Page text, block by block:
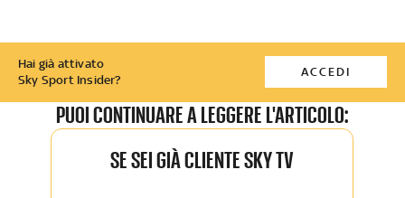
Hai già attivato
Sky Sport Insider?
ACCEDI
PUOI CONTINUARE A LEGGERE L'ARTICOLO:
SE SEI GIÀ CLIENTE SKY TV